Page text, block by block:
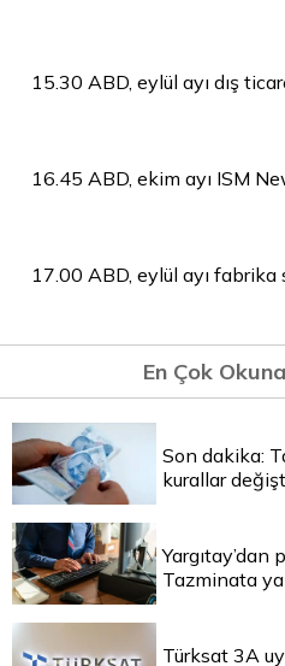
15.30 ABD, eylül ayı dış
16.45 ABD, ekim ayı ISM
17.00 ABD, eylül ayı fabrika
En Çok
Son dakika:
kurallar
Yargıtay’dan
Tazminata
Türksat 3A